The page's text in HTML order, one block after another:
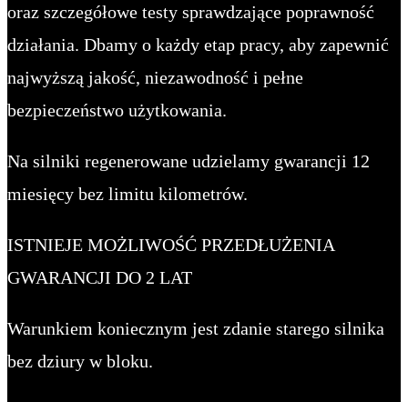
oraz szczegółowe testy sprawdzające poprawność
działania. Dbamy o każdy etap pracy, aby zapewnić
najwyższą jakość, niezawodność i pełne
bezpieczeństwo użytkowania.
Na silniki regenerowane udzielamy gwarancji 12
miesięcy bez limitu kilometrów.
ISTNIEJE MOŻLIWOŚĆ PRZEDŁUŻENIA
GWARANCJI DO 2 LAT
Warunkiem koniecznym jest zdanie starego silnika
bez dziury w bloku.